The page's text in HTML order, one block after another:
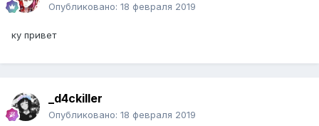
Опубликовано: 18 февраля 2019
ку привет
_d4ckiller
Опубликовано: 18 февраля 2019